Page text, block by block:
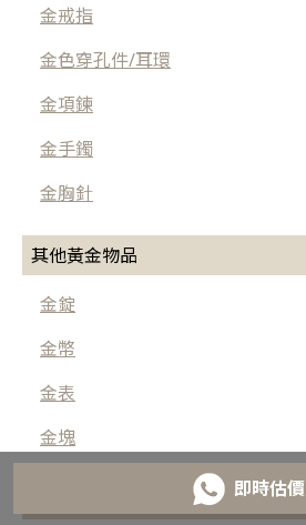
金戒指
金色穿孔件/耳環
金項鍊
金手鐲
金胸針
其他黃金物品
金錠
金幣
金表
金塊
即時估價